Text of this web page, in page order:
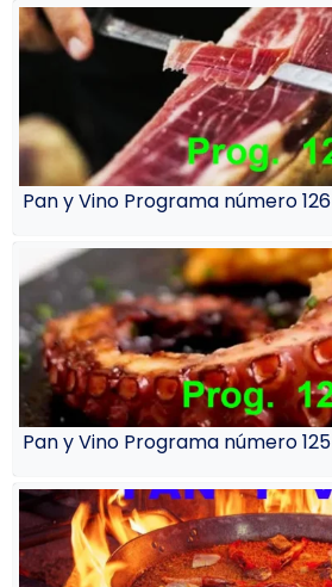
Pan y Vino Programa número 126
Pan y Vino Programa número 125